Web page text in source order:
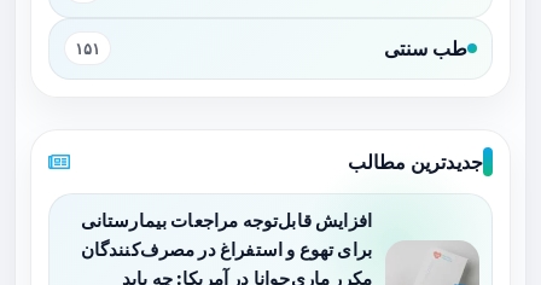
طب سنتی ۱۵۱
جدیدترین مطالب
افزایش قابل‌توجه مراجعات بیمارستانی
برای تهوع و استفراغ در مصرف‌کنندگان
مکرر ماری‌جوانا در آمریکا: چه باید